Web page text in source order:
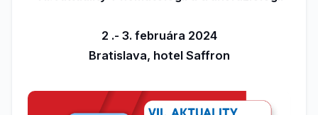
2 .- 3. februára 2024
Bratislava, hotel Saffron